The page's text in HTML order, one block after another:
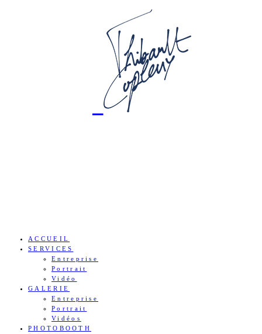
ACCUEIL
SERVICES
Entreprise
Portrait
Vidéo
GALERIE
Entreprise
Portrait
Vidéos
PHOTOBOOTH